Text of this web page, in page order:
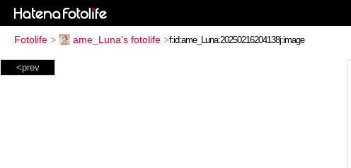
Fotolife > ame_Luna's fotolife >
<prev